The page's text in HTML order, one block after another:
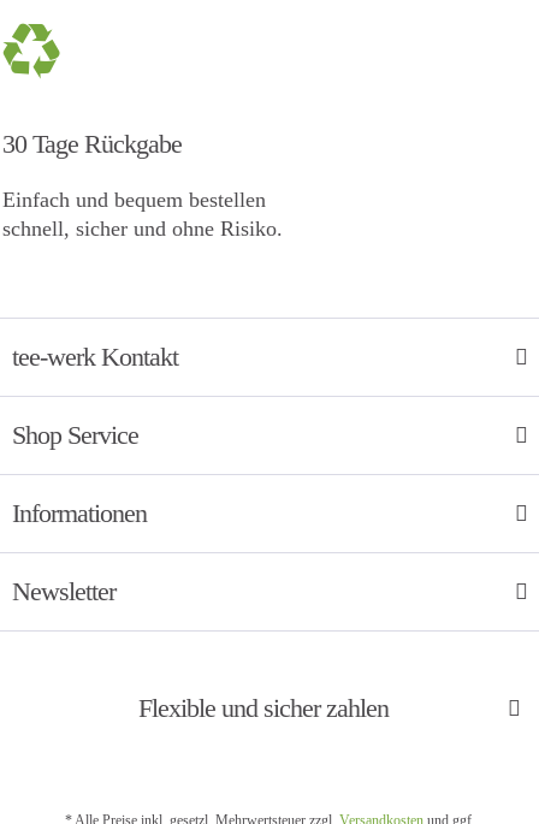
30 Tage Rückgabe
Einfach und bequem bestellen
schnell, sicher und ohne Risiko.
tee-werk Kontakt
Shop Service
Informationen
Newsletter
Flexible und sicher zahlen
* Alle Preise inkl. gesetzl. Mehrwertsteuer zzgl. Versandkostenund ggf.